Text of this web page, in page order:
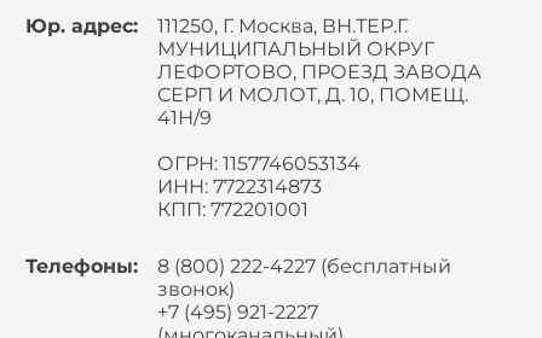
Юр. адрес:
111250, Г. Москва, ВН.ТЕР.Г.
МУНИЦИПАЛЬНЫЙ ОКРУГ
ЛЕФОРТОВО, ПРОЕЗД ЗАВОДА
СЕРП И МОЛОТ, Д. 10, ПОМЕЩ.
41Н/9
ОГРН: 1157746053134
ИНН: 7722314873
КПП: 772201001
Телефоны:
8 (800) 222-4227 (бесплатный
звонок)
+7 (495) 921-2227